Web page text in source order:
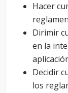
Hacer
Dirimir
en la
Decidir
los